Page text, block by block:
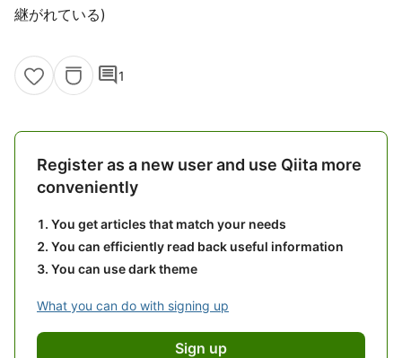
継がれている)
comment1
Register as a new user and use Qiita more
conveniently
You get articles that match your needs
You can efficiently read back useful information
You can use dark theme
What you can do with signing up
Sign up